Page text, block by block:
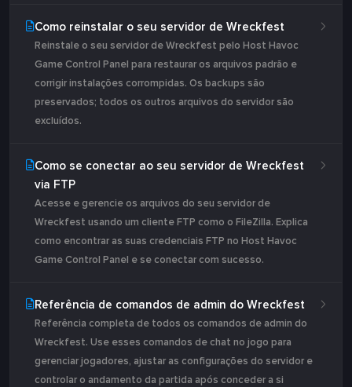
Como reinstalar o seu servidor de Wreckfest
Reinstale o seu servidor de Wreckfest pelo Host Havoc
Game Control Panel para restaurar os arquivos padrão e
corrigir instalações corrompidas. Os backups são
preservados; todos os outros arquivos do servidor são
excluídos.
Como se conectar ao seu servidor de Wreckfest
via FTP
Acesse e gerencie os arquivos do seu servidor de
Wreckfest usando um cliente FTP como o FileZilla. Explica
como encontrar as suas credenciais FTP no Host Havoc
Game Control Panel e se conectar com sucesso.
Referência de comandos de admin do Wreckfest
Referência completa de todos os comandos de admin do
Wreckfest. Use esses comandos de chat no jogo para
gerenciar jogadores, ajustar as configurações do servidor e
controlar o andamento da partida após conceder a si